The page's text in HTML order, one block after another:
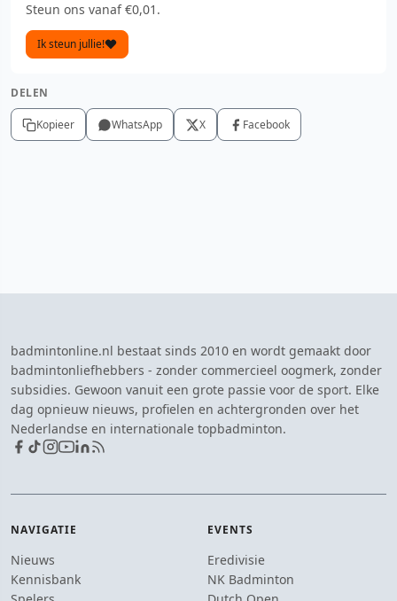
Steun ons vanaf €0,01.
Ik steun jullie!
DELEN
Kopieer WhatsApp X Facebook
badmintonline.nl bestaat sinds 2010 en wordt gemaakt door
badmintonliefhebbers - zonder commercieel oogmerk, zonder
subsidies. Gewoon vanuit een grote passie voor de sport. Elke
dag opnieuw nieuws, profielen en achtergronden over het
Nederlandse en internationale topbadminton.
NAVIGATIE
Nieuws
Kennisbank
EVENTS
Eredivisie
NK Badminton